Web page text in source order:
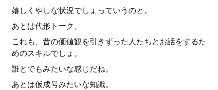
嬉しくやしな状況でしょっていうのと。
あとは代形トーク。
これも、昔の価値観を引きずった人たちとお話をするた
めのスキルでしょ。
誰とでもみたいな感じだね。
あとは仮成号みたいな知識。